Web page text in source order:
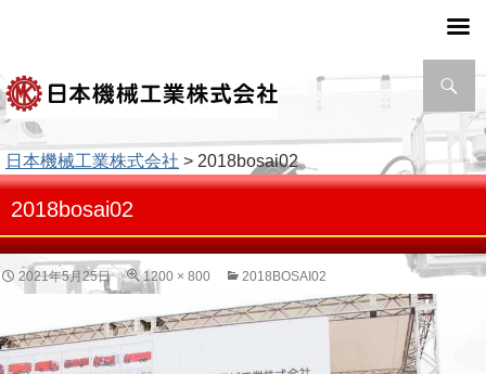
索
日本機械工業株式会社 > 2018bosai02
2018bosai02
2021年5月25日 1200 × 800 2018BOSAI02